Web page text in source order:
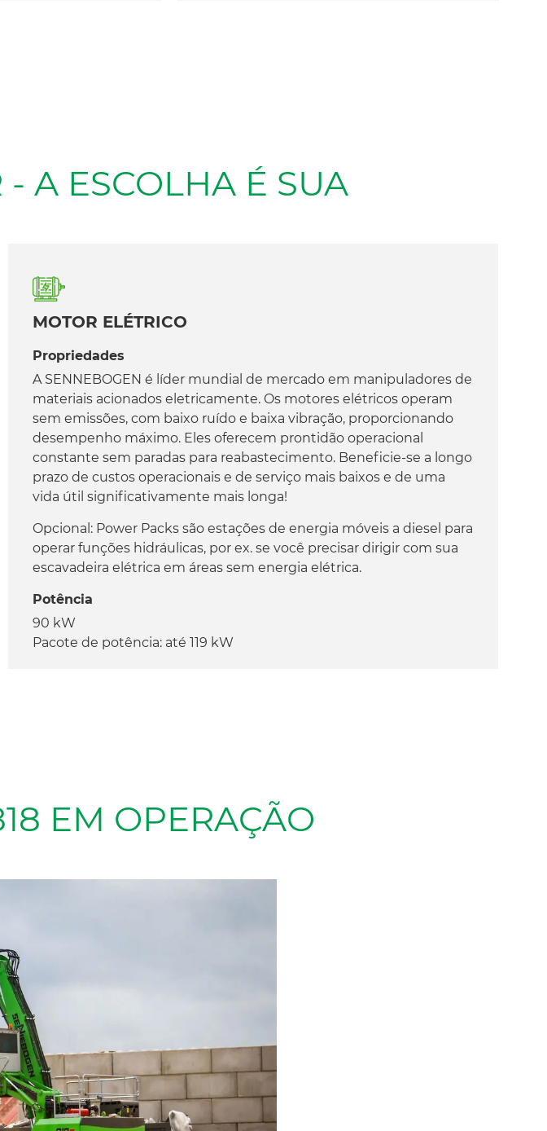
A ESCOLHA É SUA
MOTOR ELÉTRICO
Propriedades
A SENNEBOGEN é líder mundial de mercado em manipuladores de
materiais acionados eletricamente. Os motores elétricos operam
sem emissões, com baixo ruído e baixa vibração, proporcionando
desempenho máximo. Eles oferecem prontidão operacional
constante sem paradas para reabastecimento. Beneficie-se a longo
prazo de custos operacionais e de serviço mais baixos e de uma
vida útil significativamente mais longa!
Opcional: Power Packs são estações de energia móveis a diesel para
operar funções hidráulicas, por ex. se você precisar dirigir com sua
escavadeira elétrica em áreas sem energia elétrica.
Potência
90 kW
Pacote de potência: até 119 kW
EM OPERAÇÃO